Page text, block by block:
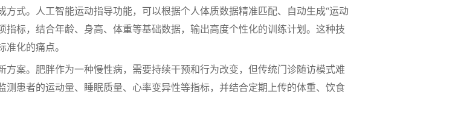
式。人工智能运动指导功能，可以根据个人体质数据精准匹配、自动生成“运动
标，结合年龄、身高、体重等基础数据，输出高度个性化的训练计划。这种技
化的痛点。
案。肥胖作为一种慢性病，需要持续干预和行为改变，但传统门诊随访模式难
患者的运动量、睡眠质量、心率变异性等指标，并结合定期上传的体重、饮食